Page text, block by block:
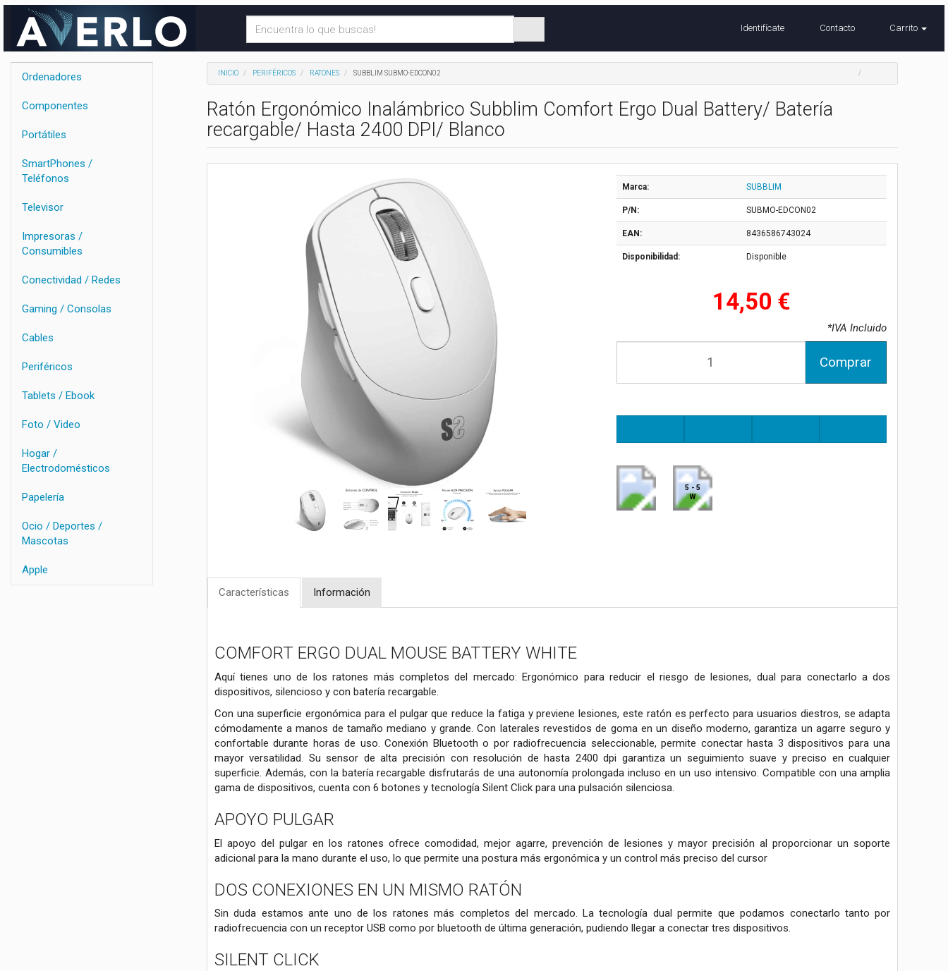
Identifícate Contacto Carrito
Ordenadores
Componentes
Portátiles
SmartPhones /
Teléfonos
Televisor
Impresoras /
Consumibles
Conectividad / Redes
Gaming / Consolas
Cables
Periféricos
Tablets / Ebook
Foto / Video
Hogar /
Electrodomésticos
Papelería
Ocio / Deportes /
Mascotas
Apple
INICIO PERIFÉRICOS RATONES SUBBLIM SUBMO-EDCON02
Ratón Ergonómico Inalámbrico Subblim Comfort Ergo Dual Battery/ Batería
recargable/ Hasta 2400 DPI/ Blanco
Marca: SUBBLIM
P/N: SUBMO-EDCON02
EAN: 8436586743024
Disponibilidad: Disponible
14,50 €
*IVA Incluido
Comprar
5 - 5
W
Características Información
COMFORT ERGO DUAL MOUSE BATTERY WHITE
Aquí tienes uno de los ratones más completos del mercado: Ergonómico para reducir el riesgo de lesiones, dual para conectarlo a dos
dispositivos, silencioso y con batería recargable.
Con una superficie ergonómica para el pulgar que reduce la fatiga y previene lesiones, este ratón es perfecto para usuarios diestros, se adapta
cómodamente a manos de tamaño mediano y grande. Con laterales revestidos de goma en un diseño moderno, garantiza un agarre seguro y
confortable durante horas de uso. Conexión Bluetooth o por radiofrecuencia seleccionable, permite conectar hasta 3 dispositivos para una
mayor versatilidad. Su sensor de alta precisión con resolución de hasta 2400 dpi garantiza un seguimiento suave y preciso en cualquier
superficie. Además, con la batería recargable disfrutarás de una autonomía prolongada incluso en un uso intensivo. Compatible con una amplia
gama de dispositivos, cuenta con 6 botones y tecnología Silent Click para una pulsación silenciosa.
APOYO PULGAR
El apoyo del pulgar en los ratones ofrece comodidad, mejor agarre, prevención de lesiones y mayor precisión al proporcionar un soporte
adicional para la mano durante el uso, lo que permite una postura más ergonómica y un control más preciso del cursor
DOS CONEXIONES EN UN MISMO RATÓN
Sin duda estamos ante uno de los ratones más completos del mercado. La tecnología dual permite que podamos conectarlo tanto por
radiofrecuencia con un receptor USB como por bluetooth de última generación, pudiendo llegar a conectar tres dispositivos.
SILENT CLICK